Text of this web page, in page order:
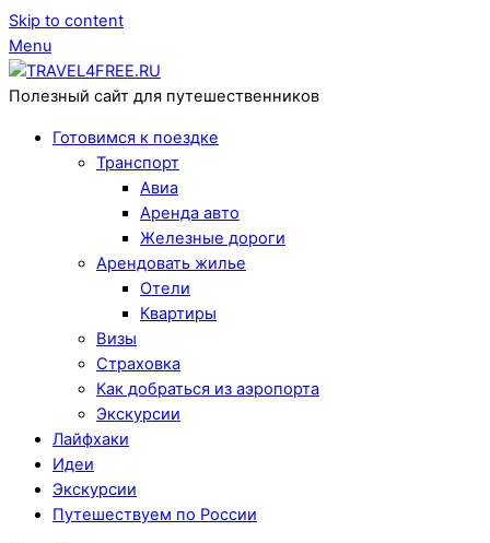
Skip to content
Menu
Полезный сайт для путешественников
Готовимся к поездке
Транспорт
Авиа
Аренда авто
Железные дороги
Арендовать жилье
Отели
Квартиры
Визы
Страховка
Как добраться из аэропорта
Экскурсии
Лайфхаки
Идеи
Экскурсии
Путешествуем по России